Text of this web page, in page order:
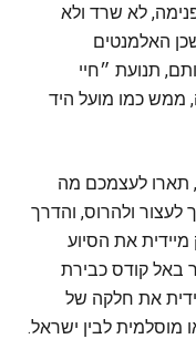
לא שרד ולא
האלמנטים
תנועת ״חיי
ממש כמו מועל היד
תארו לעצמכם מה
לעצור ולהרוס, והדרך
את הסיוע
באל קודס כבירת
את חלקה של
לבין ישראל.